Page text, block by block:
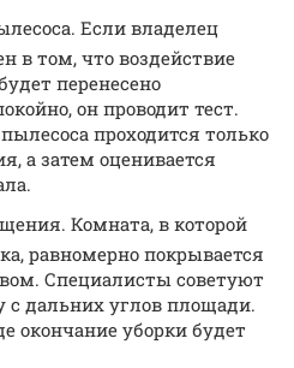
Если владелец
в том, что воздействие
перенесено
он проводит тест.
проходится только
а затем оценивается
Комната, в которой
равномерно покрывается
Специалисты советуют
с дальних углов площади.
окончание уборки будет